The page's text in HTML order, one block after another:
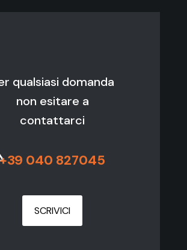
qualsiasi domanda
non esitare a
contattarci
+39 040 827045
SCRIVICI